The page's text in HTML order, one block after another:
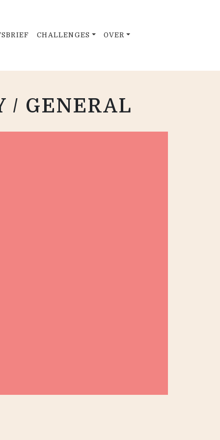
CHALLENGES OVER
/ GENERAL